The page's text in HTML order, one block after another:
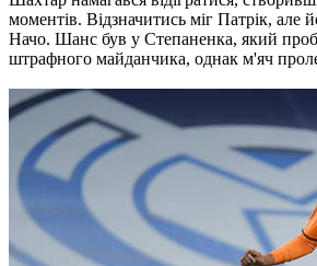
моментів. Відзначитись міг Патрік, але
Начо. Шанс був у Степаненка, який
штрафного майданчика, однак м'яч